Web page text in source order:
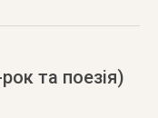
та поезія)